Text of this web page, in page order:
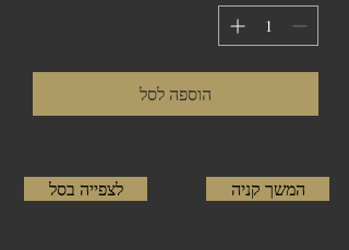
הוספה לסל
לצפייה בסל המשך קניה